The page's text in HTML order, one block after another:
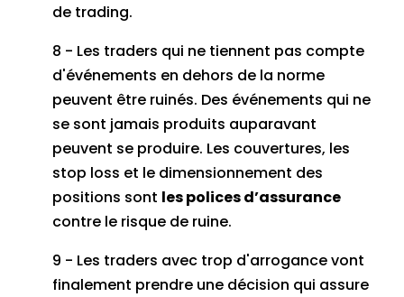
de trading.
8 - Les traders qui ne tiennent pas compte
d'événements en dehors de la norme
peuvent être ruinés. Des événements qui ne
se sont jamais produits auparavant
peuvent se produire. Les couvertures, les
stop loss et le dimensionnement des
positions sont les polices d’assurance
contre le risque de ruine.
9 - Les traders avec trop d'arrogance vont
finalement prendre une décision qui assure